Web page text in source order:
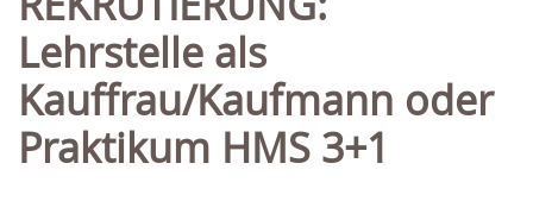
Lehrstelle als
Kauffrau/Kaufmann oder
Praktikum HMS 3+1